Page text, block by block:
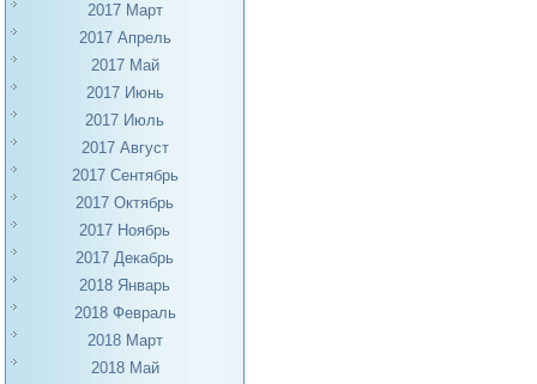
2017 Март
2017 Апрель
2017 Май
2017 Июнь
2017 Июль
2017 Август
2017 Сентябрь
2017 Октябрь
2017 Ноябрь
2017 Декабрь
2018 Январь
2018 Февраль
2018 Март
2018 Май